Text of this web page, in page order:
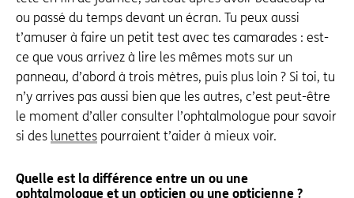
ou passé du temps devant un écran. Tu peux aussi
t’amuser à faire un petit test avec tes camarades : est-
ce que vous arrivez à lire les mêmes mots sur un
panneau, d’abord à trois mètres, puis plus loin ? Si toi, tu
n’y arrives pas aussi bien que les autres, c’est peut-être
le moment d’aller consulter l’ophtalmologue pour savoir
si des lunettes pourraient t’aider à mieux voir.
Quelle est la différence entre un ou une
ophtalmologue et un opticien ou une opticienne ?